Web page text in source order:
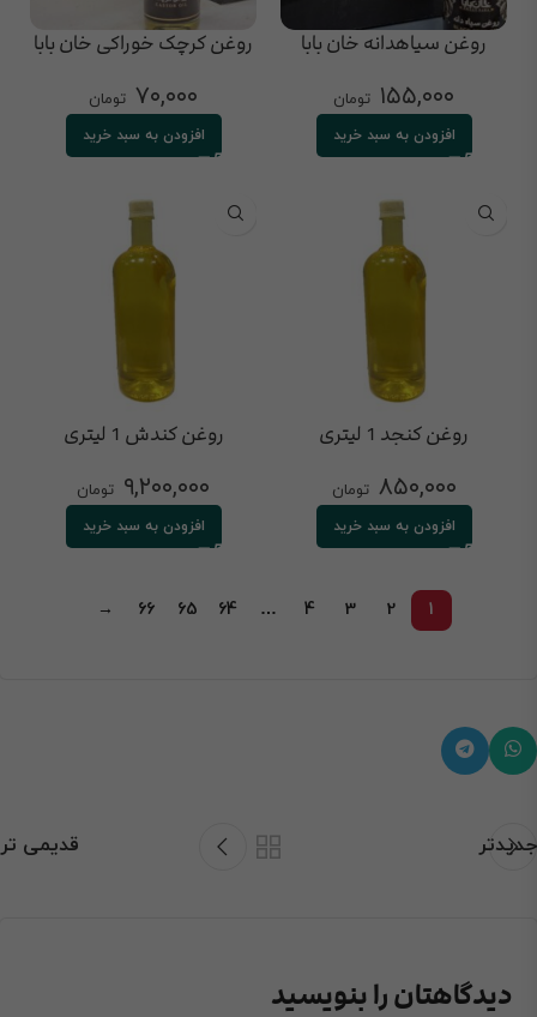
روغن سیاهدانه خان بابا
۱۵۵,۰۰۰ تومان
افزودن به سبد خرید
روغن کرچک خوراکی خان بابا
۷۰,۰۰۰ تومان
افزودن به سبد خرید
روغن کنجد 1 لیتری
۸۵۰,۰۰۰ تومان
افزودن به سبد خرید
روغن کندش 1 لیتری
۹,۲۰۰,۰۰۰ تومان
افزودن به سبد خرید
1
2
3
4
…
64
65
66
→
جدیدتر قدیمی تر
دیدگاهتان را بنویسید